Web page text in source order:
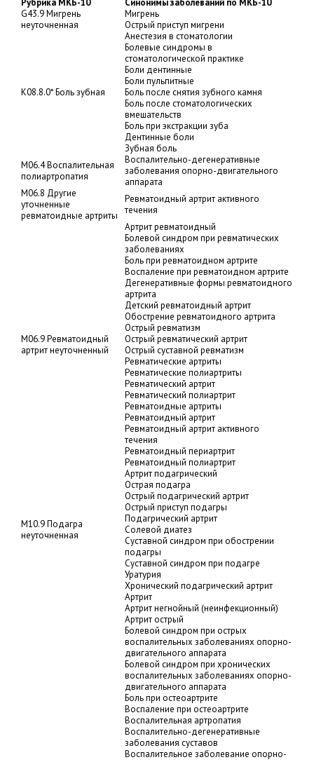
Рубрика МКБ-10
Синонимы заболеваний по МКБ-10
G43.9 Мигрень
неуточненная
Мигрень
Острый приступ мигрени
K08.8.0* Боль зубная
Анестезия в стоматологии
Болевые синдромы в
стоматологической практике
Боли дентинные
Боли пульпитные
Боль после снятия зубного камня
Боль после стоматологических
вмешательств
Боль при экстракции зуба
Дентинные боли
Зубная боль
M06.4 Воспалительная
полиартропатия
Воспалительно-дегенеративные
заболевания опорно-двигательного
аппарата
M06.8 Другие
уточненные
ревматоидные артриты
Ревматоидный артрит активного
течения
M06.9 Ревматоидный
артрит неуточненный
Артрит ревматоидный
Болевой синдром при ревматических
заболеваниях
Боль при ревматоидном артрите
Воспаление при ревматоидном артрите
Дегенеративные формы ревматоидного
артрита
Детский ревматоидный артрит
Обострение ревматоидного артрита
Острый ревматизм
Острый ревматический артрит
Острый суставной ревматизм
Ревматические артриты
Ревматические полиартриты
Ревматический артрит
Ревматический полиартрит
Ревматоидные артриты
Ревматоидный артрит
Ревматоидный артрит активного
течения
Ревматоидный периартрит
Ревматоидный полиартрит
M10.9 Подагра
неуточненная
Артрит подагрический
Острая подагра
Острый подагрический артрит
Острый приступ подагры
Подагрический артрит
Солевой диатез
Суставной синдром при обострении
подагры
Суставной синдром при подагре
Уратурия
Хронический подагрический артрит
Артрит
Артрит негнойный (неинфекционный)
Артрит острый
Болевой синдром при острых
воспалительных заболеваниях опорно-
двигательного аппарата
Болевой синдром при хронических
воспалительных заболеваниях опорно-
двигательного аппарата
Боль при остеоартрите
Воспаление при остеоартрите
Воспалительная артропатия
Воспалительно-дегенеративные
заболевания суставов
Воспалительное заболевание опорно-